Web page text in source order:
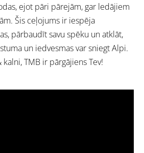
ejot pāri pārejām, gar ledājiem
Šis ceļojums ir iespēja
pārbaudīt savu spēku un atklāt,
un iedvesmas var sniegt Alpi.
kalni, TMB ir pārgājiens Tev!